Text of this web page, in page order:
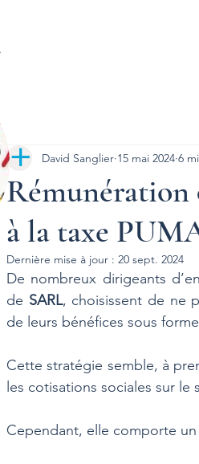
Rémunération
à la taxe
David Sanglier 15 mai 2024 6
Dernière mise à jour : 20 sept. 2024
De nombreux dirigeants
de SARL, choisissent de ne
de leurs bénéfices sous
Cette stratégie semble, à
les cotisations sociales sur le
Cependant, elle comporte un